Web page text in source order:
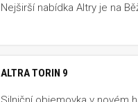
Nejširší nabídka Altry je na
ALTRA TORIN 9